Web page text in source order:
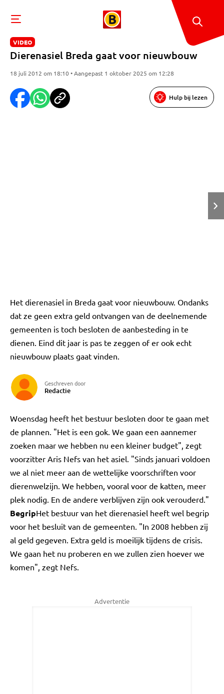
VIDEO
Dierenasiel Breda gaat voor nieuwbouw
18 juli 2012 om 18:10 • Aangepast 1 oktober 2025 om 12:28
Hulp bij lezen
Het dierenasiel in Breda gaat voor nieuwbouw. Ondanks
dat ze geen extra geld ontvangen van de deelnemende
gemeenten is toch besloten de aanbesteding in te
dienen. Eind dit jaar is pas te zeggen of er ook echt
nieuwbouw plaats gaat vinden.
Geschreven door
Redactie
Woensdag heeft het bestuur besloten door te gaan met
de plannen. "Het is een gok. We gaan een aannemer
zoeken maar we hebben nu een kleiner budget", zegt
voorzitter Aris Nefs van het asiel. "Sinds januari voldoen
we al niet meer aan de wettelijke voorschriften voor
dierenwelzijn. We hebben, vooral voor de katten, meer
plek nodig. En de andere verblijven zijn ook verouderd."
BegripHet bestuur van het dierenasiel heeft wel begrip
voor het besluit van de gemeenten. "In 2008 hebben zij
al geld gegeven. Extra geld is moeilijk tijdens de crisis.
We gaan het nu proberen en we zullen zien hoever we
komen", zegt Nefs.
Advertentie